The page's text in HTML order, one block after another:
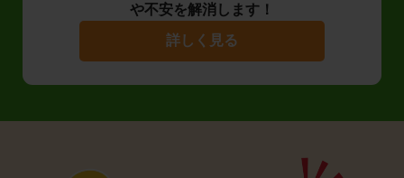
や不安を解消します！
詳しく見る